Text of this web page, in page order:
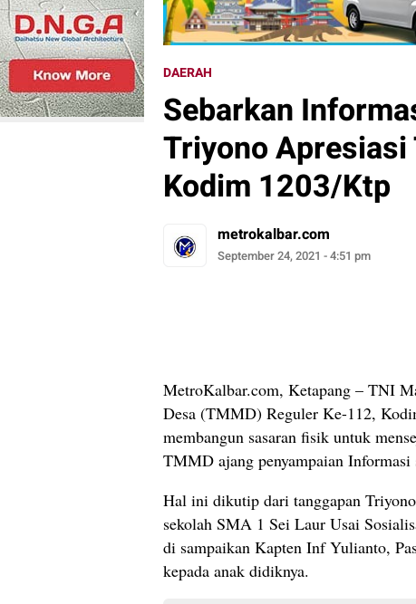
DAERAH
Sebarkan
Triyono Apresiasi
Kodim 1203/Ktp
metrokalbar.com
September 24, 2021 - 4:51 pm
MetroKalbar.com, Ketapang – TNI
Desa (TMMD) Reguler Ke-112,
membangun sasaran fisik untuk
TMMD ajang penyampaian
Hal ini dikutip dari tanggapan
sekolah SMA 1 Sei Laur Usai
di sampaikan Kapten Inf Yulianto,
kepada anak didiknya.